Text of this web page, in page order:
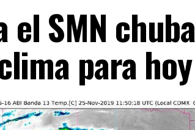
SMN
para hoy